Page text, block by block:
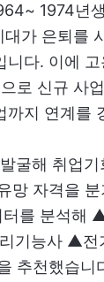
1974년
가 은퇴를
니다. 이에
로 신규 사
까지 연계를
굴해 취업
망 자격을
터를 분석
기능사 ▲전
추천했습니